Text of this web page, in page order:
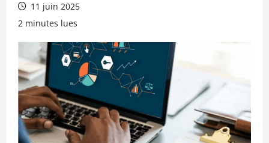
11 juin 2025
2 minutes lues